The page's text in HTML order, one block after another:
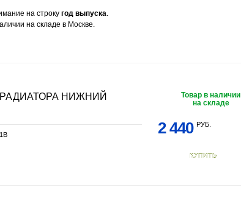
на строку год выпуска.
на складе в Москве.
НИЖНИЙ
Товар в наличии
на складе
2 440 РУБ.
КУПИТЬ